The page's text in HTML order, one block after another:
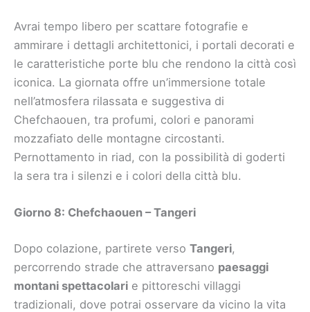
Avrai tempo libero per scattare fotografie e
ammirare i dettagli architettonici, i portali decorati e
le caratteristiche porte blu che rendono la città così
iconica. La giornata offre un’immersione totale
nell’atmosfera rilassata e suggestiva di
Chefchaouen, tra profumi, colori e panorami
mozzafiato delle montagne circostanti.
Pernottamento in riad, con la possibilità di goderti
la sera tra i silenzi e i colori della città blu.
Giorno 8: Chefchaouen – Tangeri
Dopo colazione, partirete verso Tangeri,
percorrendo strade che attraversano paesaggi
montani spettacolari e pittoreschi villaggi
tradizionali, dove potrai osservare da vicino la vita